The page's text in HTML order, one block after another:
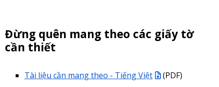
Đừng quên mang theo các giấy tờ
cần thiết
Tài liệu cần mang theo - Tiếng Việt
(PDF)